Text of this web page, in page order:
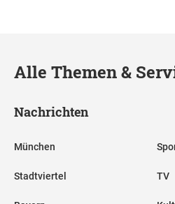
Alle Themen &
Nachrichten
München
Stadtviertel TV